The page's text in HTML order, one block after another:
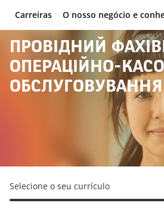
BNP Paribas
Carreiras O nosso negócio e
ПРОВІДНИЙ
ОПЕРАЦІЙНО-
ОБСЛУГОВУВАННЯ
Selecione o seu currículo